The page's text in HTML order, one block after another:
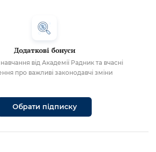
Додаткові бонуси
від Академії Радник та вчасні
про важливі законодавчі зміни
Обрати підписку